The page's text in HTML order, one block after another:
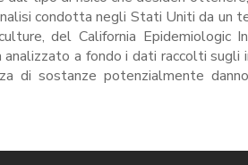
condotta negli Stati Uniti da un
del California Epidemiologic
a fondo i dati raccolti
sostanze potenzialmente